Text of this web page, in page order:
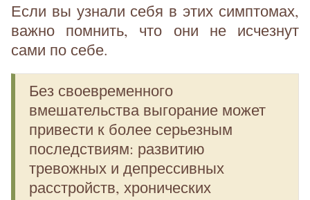
Если вы узнали себя в этих симптомах,
важно помнить, что они не исчезнут
сами по себе.
Без своевременного
вмешательства выгорание может
привести к более серьезным
последствиям: развитию
тревожных и депрессивных
расстройств, хронических